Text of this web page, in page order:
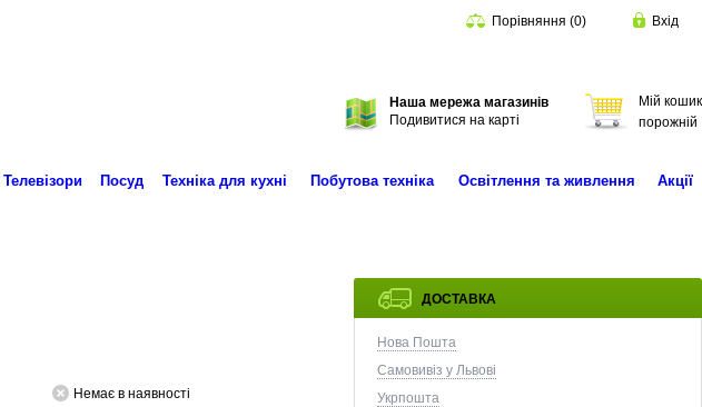
Порівняння (0) Вхід
Наша мережа магазинів
Подивитися на карті
Мій кошик
порожній
Телевізори Посуд Техніка для кухні Побутова техніка Освітлення та живлення Акції
ДОСТАВКА
Нова Пошта
Самовивіз у Львові
Укрпошта
Немає в наявності